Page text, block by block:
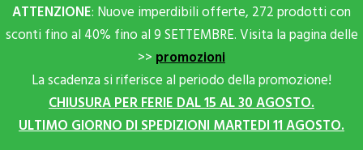
ATTENZIONE: Nuove imperdibili offerte, 272 prodotti con
sconti fino al 40% fino al 9 SETTEMBRE. Visita la pagina delle
>> promozioni
La scadenza si riferisce al periodo della promozione!
CHIUSURA PER FERIE DAL 15 AL 30 AGOSTO.
ULTIMO GIORNO DI SPEDIZIONI MARTEDI 11 AGOSTO.